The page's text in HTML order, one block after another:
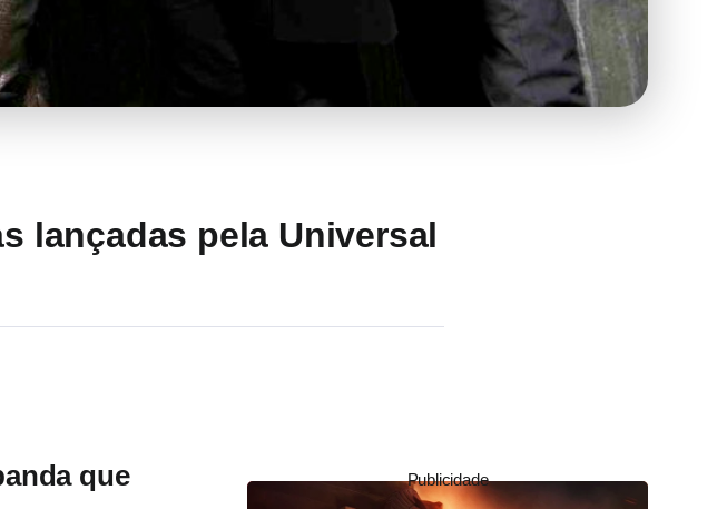
lançadas pela Universal
que
Publicidade